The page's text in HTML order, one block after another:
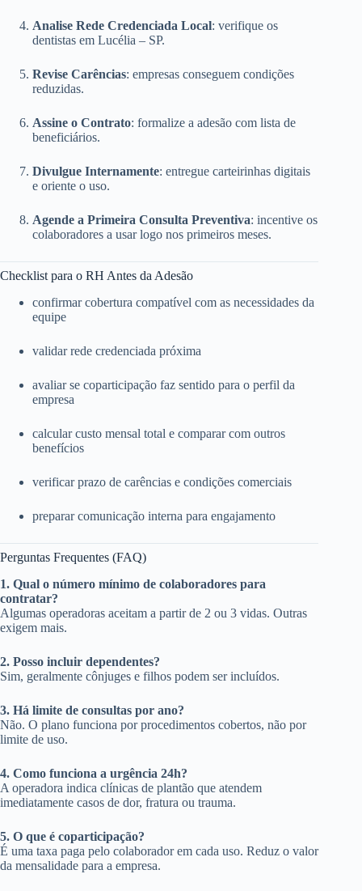
Analise Rede Credenciada Local: verifique os
dentistas em Lucélia – SP.
Revise Carências: empresas conseguem condições
reduzidas.
Assine o Contrato: formalize a adesão com lista de
beneficiários.
Divulgue Internamente: entregue carteirinhas digitais
e oriente o uso.
Agende a Primeira Consulta Preventiva: incentive os
colaboradores a usar logo nos primeiros meses.
Checklist para o RH Antes da Adesão
confirmar cobertura compatível com as necessidades da
equipe
validar rede credenciada próxima
avaliar se coparticipação faz sentido para o perfil da
empresa
calcular custo mensal total e comparar com outros
benefícios
verificar prazo de carências e condições comerciais
preparar comunicação interna para engajamento
Perguntas Frequentes (FAQ)
1. Qual o número mínimo de colaboradores para
contratar?
Algumas operadoras aceitam a partir de 2 ou 3 vidas. Outras
exigem mais.
2. Posso incluir dependentes?
Sim, geralmente cônjuges e filhos podem ser incluídos.
3. Há limite de consultas por ano?
Não. O plano funciona por procedimentos cobertos, não por
limite de uso.
4. Como funciona a urgência 24h?
A operadora indica clínicas de plantão que atendem
imediatamente casos de dor, fratura ou trauma.
5. O que é coparticipação?
É uma taxa paga pelo colaborador em cada uso. Reduz o valor
da mensalidade para a empresa.